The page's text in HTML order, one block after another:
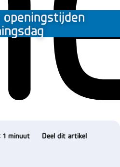
1 minuut Deel dit artikel